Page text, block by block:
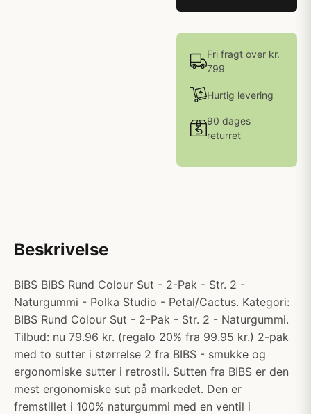
Fri fragt over kr.
799
Hurtig levering
90 dages
returret
Beskrivelse
BIBS BIBS Rund Colour Sut - 2-Pak - Str. 2 -
Naturgummi - Polka Studio - Petal/Cactus. Kategori:
BIBS Rund Colour Sut - 2-Pak - Str. 2 - Naturgummi.
Tilbud: nu 79.96 kr. (regalo 20% fra 99.95 kr.) 2-pak
med to sutter i størrelse 2 fra BIBS - smukke og
ergonomiske sutter i retrostil. Sutten fra BIBS er den
mest ergonomiske sut på markedet. Den er
fremstillet i 100% naturgummi med en ventil i